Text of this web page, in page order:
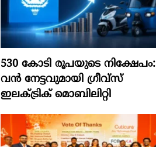
530 കോടി രൂപയുടെ നിക്ഷേപം:
വൻ നേട്ടവുമായി ഗ്രീവ്സ്
ഇലക്ട്രിക് മൊബിലിറ്റി